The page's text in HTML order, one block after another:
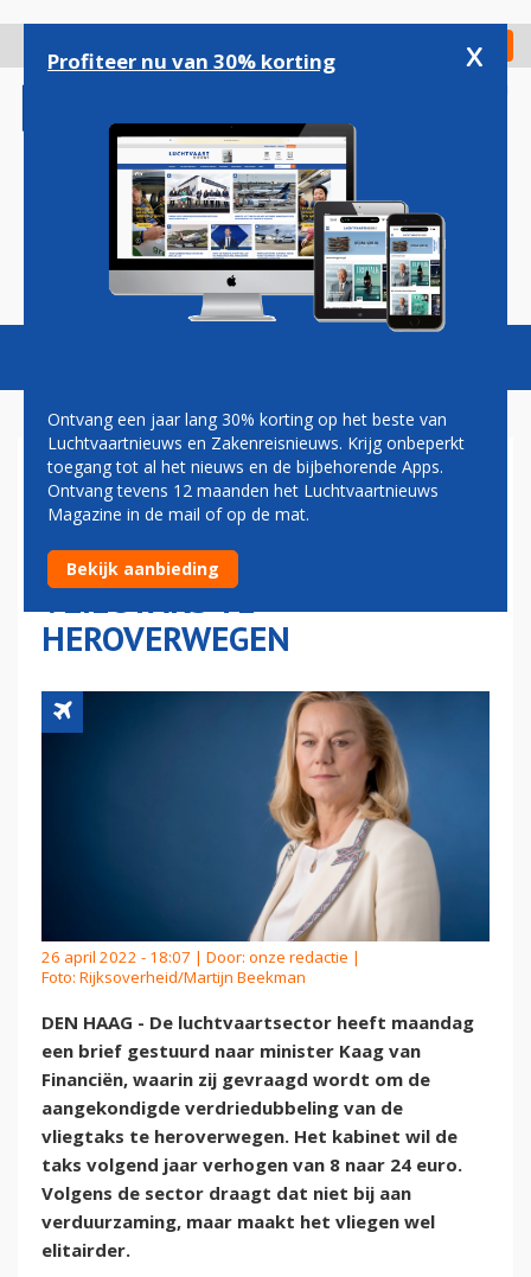
gaan
Check in
Magazine Podcasts Vacatures
LUCHTVAARTSECTOR
VRAAGT MINISTER KAAG OM
VERDRIEDUBBELING
VLIEGTAKS TE
HEROVERWEGEN
26 april 2022 - 18:07 | Door: onze redactie |
Foto: Rijksoverheid/Martijn Beekman
DEN HAAG - De luchtvaartsector heeft maandag
een brief gestuurd naar minister Kaag van
Financiën, waarin zij gevraagd wordt om de
aangekondigde verdriedubbeling van de
vliegtaks te heroverwegen. Het kabinet wil de
taks volgend jaar verhogen van 8 naar 24 euro.
Volgens de sector draagt dat niet bij aan
verduurzaming, maar maakt het vliegen wel
elitairder.
Profiteer nu van 30% korting x
Ontvang een jaar lang 30% korting op het beste van
Luchtvaartnieuws en Zakenreisnieuws. Krijg onbeperkt
toegang tot al het nieuws en de bijbehorende Apps.
Ontvang tevens 12 maanden het Luchtvaartnieuws
Magazine in de mail of op de mat.
Bekijk aanbieding